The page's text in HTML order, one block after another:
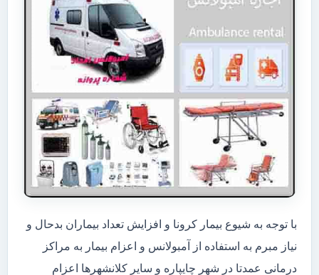
با توجه به شیوع بیمار کرونا و افزایش تعداد بیماران بدحال و
نیاز مبرم به استفاده از آمبولانس و اعزام بیمار به مراکز
درمانی عمدتا در شهر چایپاره و سایر کلانشهرها اعزام